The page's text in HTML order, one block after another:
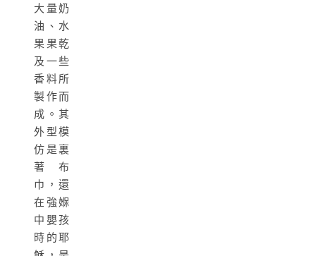
大量奶
油、水
果果乾
及一些
香料所
製作而
成。其
外型模
仿是裏
著布
巾，還
在強媬
中嬰孩
時的耶